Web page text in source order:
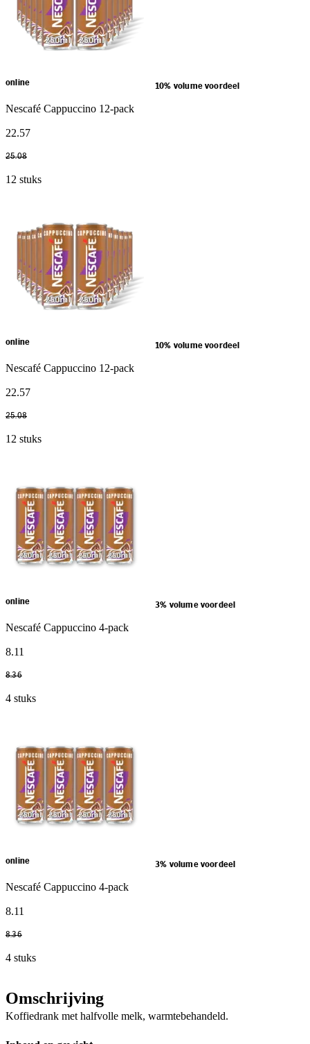
online 10% volume voordeel
Nescafé Cappuccino 12-pack
22.57
25.08
12 stuks
online 10% volume voordeel
Nescafé Cappuccino 12-pack
22.57
25.08
12 stuks
online 3% volume voordeel
Nescafé Cappuccino 4-pack
8.11
8.36
4 stuks
online 3% volume voordeel
Nescafé Cappuccino 4-pack
8.11
8.36
4 stuks
Omschrijving
Koffiedrank met halfvolle melk, warmtebehandeld.